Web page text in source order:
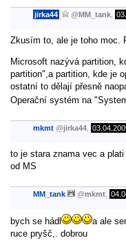
jirka44 @MM_tank
Zkusím to, ale je toho moc.
Microsoft nazývá partition,
partition",a partition, kde je
ostatní to dělají přesně
Operační systém na
mkmt @jirka44
to je stara znama vec a
od MS
MM_tank @mkmt
bych se hádl
a ale
ruce pryšč,. dobrou